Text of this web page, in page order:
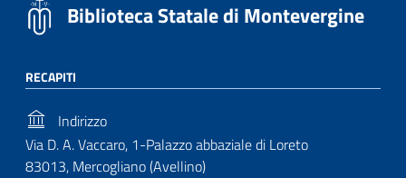
Biblioteca Statale di Montevergine
RECAPITI
Indirizzo
Via D. A. Vaccaro, 1-Palazzo abbaziale di Loreto
83013, Mercogliano (Avellino)